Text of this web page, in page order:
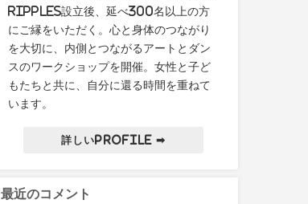
ripples設立後、延べ300名以上の方
にご縁をいただく。心と身体のつながり
を大切に、内側とつながるアートとダン
スのワークショップを開催。女性と子ど
もたちと共に、自分に還る時間を重ねて
います。
詳しいProfile ➡
最近のコメント